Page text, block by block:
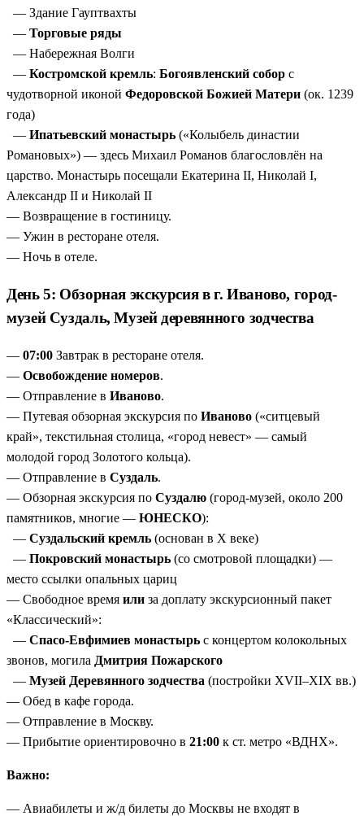
— Здание Гауптвахты
— Торговые ряды
— Набережная Волги
— Костромской кремль: Богоявленский собор с
чудотворной иконой Федоровской Божией Матери (ок. 1239
года)
— Ипатьевский монастырь («Колыбель династии
Романовых») — здесь Михаил Романов благословлён на
царство. Монастырь посещали Екатерина II, Николай I,
Александр II и Николай II
— Возвращение в гостиницу.
— Ужин в ресторане отеля.
— Ночь в отеле.
День 5: Обзорная экскурсия в г. Иваново, город-
музей Суздаль, Музей деревянного зодчества
— 07:00 Завтрак в ресторане отеля.
— Освобождение номеров.
— Отправление в Иваново.
— Путевая обзорная экскурсия по Иваново («ситцевый
край», текстильная столица, «город невест» — самый
молодой город Золотого кольца).
— Отправление в Суздаль.
— Обзорная экскурсия по Суздалю (город-музей, около 200
памятников, многие — ЮНЕСКО):
— Суздальский кремль (основан в X веке)
— Покровский монастырь (со смотровой площадки) —
место ссылки опальных цариц
— Свободное время или за доплату экскурсионный пакет
«Классический»:
— Спасо-Евфимиев монастырь с концертом колокольных
звонов, могила Дмитрия Пожарского
— Музей Деревянного зодчества (постройки XVII–XIX вв.)
— Обед в кафе города.
— Отправление в Москву.
— Прибытие ориентировочно в 21:00 к ст. метро «ВДНХ».
Важно:
— Авиабилеты и ж/д билеты до Москвы не входят в